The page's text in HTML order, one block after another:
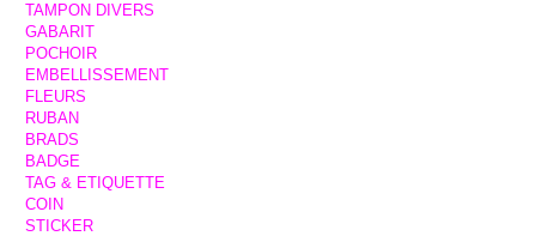
TAMPON DIVERS
GABARIT
POCHOIR
EMBELLISSEMENT
FLEURS
RUBAN
BRADS
BADGE
TAG & ETIQUETTE
COIN
STICKER